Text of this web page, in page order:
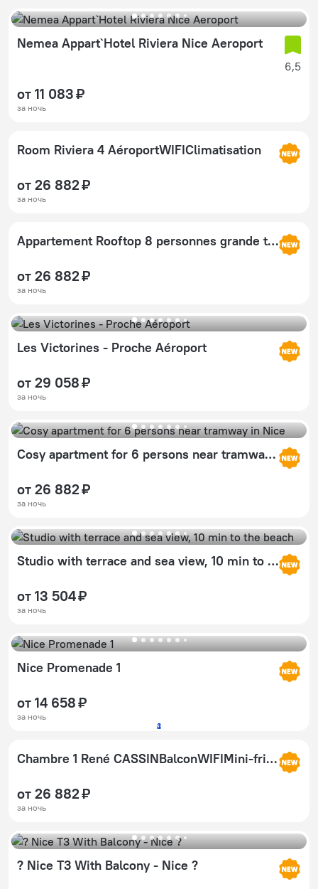
Nemea Appart`Hotel Riviera Nice Aeroport
6,5
от 11 083 ₽
за ночь
Room Riviera 4 AéroportWIFIClimatisation
от 26 882 ₽
за ночь
Appartement Rooftop 8 personnes grande terrasse avec parking Quartier Aéroport Nice
от 26 882 ₽
за ночь
Les Victorines - Proche Aéroport
от 29 058 ₽
за ночь
Cosy apartment for 6 persons near tramway in Nice
от 26 882 ₽
за ночь
Studio with terrace and sea view, 10 min to the beach
от 13 504 ₽
за ночь
Nice Promenade 1
от 14 658 ₽
за ночь
Chambre 1 René CASSINBalconWIFIMini-frigoTV
от 26 882 ₽
за ночь
? Nice T3 With Balcony - Nice ?
1
2
4